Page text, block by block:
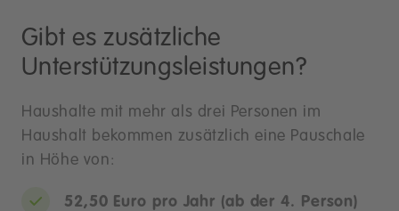
Gibt es zusätzliche
Unterstützungsleistungen?
Haushalte mit mehr als drei Personen im
Haushalt bekommen zusätzlich eine Pauschale
in Höhe von:
52,50 Euro pro Jahr (ab der 4. Person)